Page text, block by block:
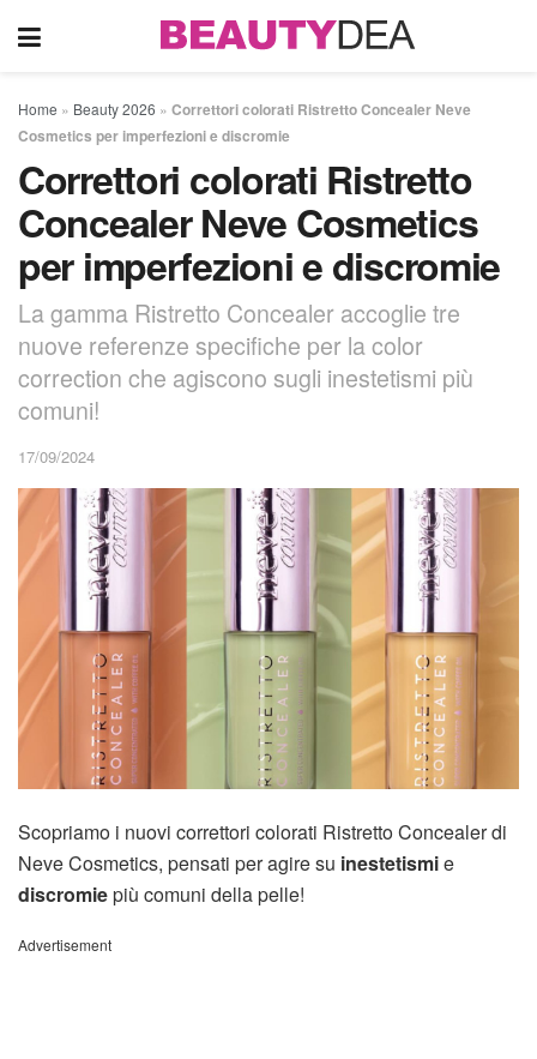
Home » Beauty 2026 » Correttori colorati Ristretto Concealer Neve
Cosmetics per imperfezioni e discromie
Correttori colorati Ristretto
Concealer Neve Cosmetics
per imperfezioni e discromie
La gamma Ristretto Concealer accoglie tre
nuove referenze specifiche per la color
correction che agiscono sugli inestetismi più
comuni!
17/09/2024
Scopriamo i nuovi correttori colorati Ristretto Concealer di
Neve Cosmetics, pensati per agire su inestetismie
discromiepiù comuni della pelle!
Advertisement